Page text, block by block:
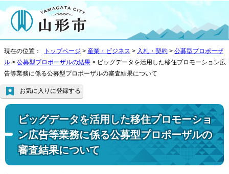
現在の位置： トップページ > 産業・ビジネス > 入札・契約 > 公募型プロポーザ
ル > 公募型プロポーザルの結果 > ビッグデータを活用した移住プロモーション広
告等業務に係る公募型プロポーザルの審査結果について
ビッグデータを活用した移住プロモーショ
ン広告等業務に係る公募型プロポーザルの
審査結果について
お気に入りに登録する